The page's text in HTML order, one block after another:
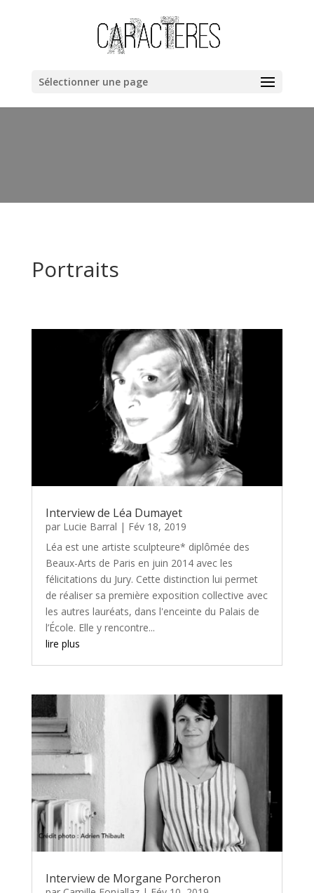
: "continue" targeting switch is equivalent to "break". Did
you mean to use "continue 2"? in
/home/clients/bb40cac019dc8fa67a1da258ee6ce362/web/
Sélectionner une page
Portraits
Interview de Léa Dumayet
par Lucie Barral | Fév 18, 2019
Léa est une artiste sculpteure* diplômée des
Beaux-Arts de Paris en juin 2014 avec les
félicitations du Jury. Cette distinction lui permet
de réaliser sa première exposition collective avec
les autres lauréats, dans l'enceinte du Palais de
l’École. Elle y rencontre...
lire plus
Interview de Morgane Porcheron